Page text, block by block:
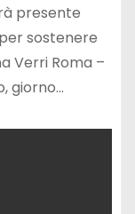
presente
sostenere
Verri Roma –
giorno…